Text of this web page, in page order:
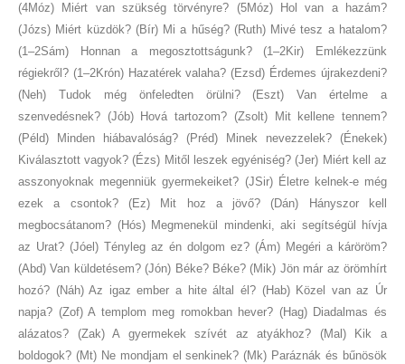
(4Móz) Miért van szükség törvényre? (5Móz) Hol van a hazám?
(Józs) Miért küzdök? (Bír) Mi a hűség? (Ruth) Mivé tesz a hatalom?
(1–2Sám) Honnan a megosztottságunk? (1–2Kir) Emlékezzünk
régiekről? (1–2Krón) Hazatérek valaha? (Ezsd) Érdemes újrakezdeni?
(Neh) Tudok még önfeledten örülni? (Eszt) Van értelme a
szenvedésnek? (Jób) Hová tartozom? (Zsolt) Mit kellene tennem?
(Péld) Minden hiábavalóság? (Préd) Minek nevezzelek? (Énekek)
Kiválasztott vagyok? (Ézs) Mitől leszek egyéniség? (Jer) Miért kell az
asszonyoknak megenniük gyermekeiket? (JSir) Életre kelnek-e még
ezek a csontok? (Ez) Mit hoz a jövő? (Dán) Hányszor kell
megbocsátanom? (Hós) Megmenekül mindenki, aki segítségül hívja
az Urat? (Jóel) Tényleg az én dolgom ez? (Ám) Megéri a káröröm?
(Abd) Van küldetésem? (Jón) Béke? Béke? (Mik) Jön már az örömhírt
hozó? (Náh) Az igaz ember a hite által él? (Hab) Közel van az Úr
napja? (Zof) A templom meg romokban hever? (Hag) Diadalmas és
alázatos? (Zak) A gyermekek szívét az atyákhoz? (Mal) Kik a
boldogok? (Mt) Ne mondjam el senkinek? (Mk) Paráznák és bűnösök